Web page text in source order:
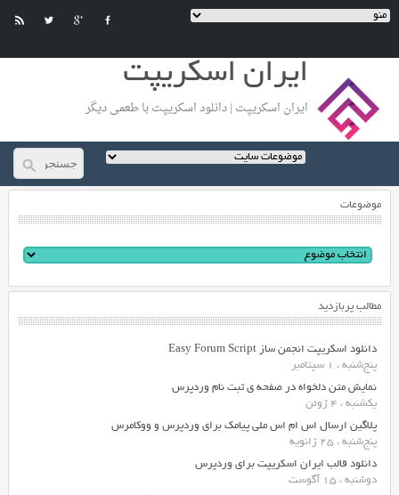
ایران اسکریپت
ایران اسکریپت | دانلود اسکریپت با طعمی دیگر
موضوعات
مطالب پربازدید
دانلود اسکریپت انجمن ساز Easy Forum Script
پنج‌شنبه ، 1 سپتامبر
نمایش متن دلخواه در صفحه ی ثبت نام وردپرس
یکشنبه ، 4 ژوئن
پلاگین ارسال اس ام اس ملی پیامک برای وردپرس و ووکامرس
پنج‌شنبه ، 25 ژانویه
دانلود قالب ایران اسکریپت برای وردپرس
دوشنبه ، 15 آگوست